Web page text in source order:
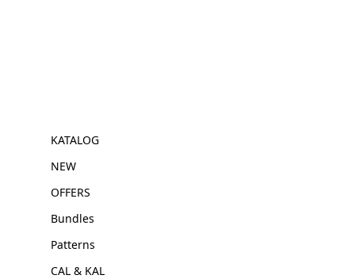
KATALOG
NEW
OFFERS
Bundles
Patterns
CAL & KAL